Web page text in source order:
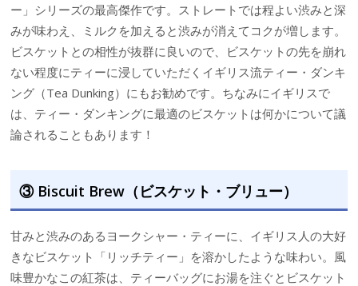
ー」シリーズの最高傑作です。ストレートでは程よい渋みと深
みが味わえ、ミルクを加えると渋みが消えてコクが増します。
ビスケットとの相性が抜群に良いので、ビスケットの先を崩れ
ない程度にティーに浸していただくイギリス流ティー・ダンキ
ング（Tea Dunking）にもお勧めです。ちなみにイギリスで
は、ティー・ダンキングに最適のビスケットは何かについて議
論されることもあります！
③ Biscuit Brew（ビスケット・ブリュー）
甘みと渋みのあるヨークシャー・ティーに、イギリス人の大好
きなビスケット「リッチティー」を溶かしたような味わい。風
味豊かなこの紅茶は、ティーバッグにお湯を注ぐとビスケット